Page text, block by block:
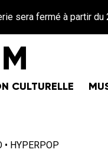
à partir du 26 juin
CULTURELLE
• HYPERPOP